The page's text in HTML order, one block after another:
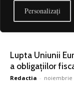
Personalizați
Costurile
noi începând cu
Lupta Uniunii
a obligațiilor
Redactia - noiembrie